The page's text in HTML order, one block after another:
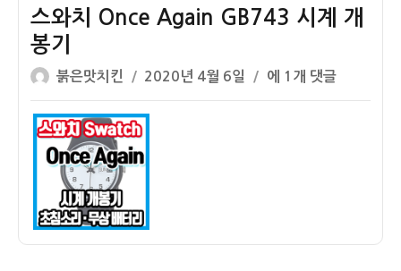
7B)
토
밴
스와치 Once Again GB743 시계 개
봉기
글
쓴
이
붉은맛치킨
작
성
일
2020년 4월 6일
스
와
에 1개 댓글